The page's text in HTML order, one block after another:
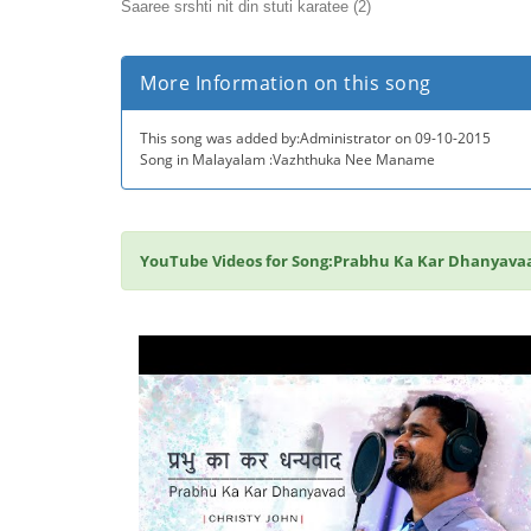
Saaree srshti nit din stuti karatee (2)
More Information on this song
This song was added by:Administrator on 09-10-2015
Song in Malayalam :Vazhthuka Nee Maname
YouTube Videos for Song:Prabhu Ka Kar